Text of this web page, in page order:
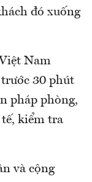
đó xuống
Nam
30 phút
pháp phòng,
kiểm tra
và cộng